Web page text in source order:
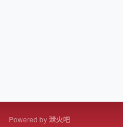
Powered by泄火吧